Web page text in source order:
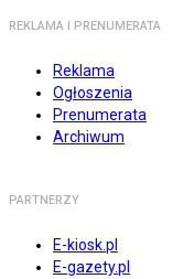
REKLAMA I PRENUMERATA
Reklama
Ogłoszenia
Prenumerata
Archiwum
PARTNERZY
E-kiosk.pl
E-gazety.pl